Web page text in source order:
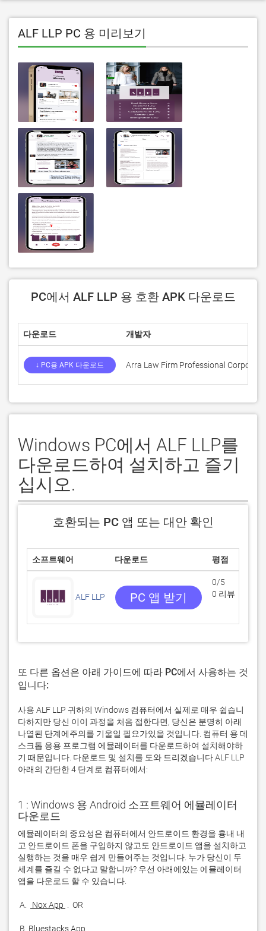
ALF LLP PC 용 미리보기
PC에서 ALF LLP 용 호환 APK 다운로드
다운로드 개발자
↓ PC용 APK 다운로드 Arra Law Firm Professional
Windows PC에서 ALF LLP를
다운로드하여 설치하고 즐기
십시오.
호환되는 PC 앱 또는 대안 확인
소프트웨어 다운로드 평점
ALF LLP PC 앱 받기
0/5
0 리뷰
또 다른 옵션은 아래 가이드에 따라 PC에서 사용하는 것
입니다:
사용 ALF LLP 귀하의 Windows 컴퓨터에서 실제로 매우 쉽습니
다하지만 당신 이이 과정을 처음 접한다면, 당신은 분명히 아래
나열된 단계에주의를 기울일 필요가있을 것입니다. 컴퓨터 용 데
스크톱 응용 프로그램 에뮬레이터를 다운로드하여 설치해야하
기 때문입니다. 다운로드 및 설치를 도와 드리겠습니다 ALF LLP
아래의 간단한 4 단계로 컴퓨터에서:
1 : Windows 용 Android 소프트웨어 에뮬레이터
다운로드
에뮬레이터의 중요성은 컴퓨터에서 안드로이드 환경을 흉내 내
고 안드로이드 폰을 구입하지 않고도 안드로이드 앱을 설치하고
실행하는 것을 매우 쉽게 만들어주는 것입니다. 누가 당신이 두
세계를 즐길 수 없다고 말합니까? 우선 아래에있는 에뮬레이터
A. Nox App
B. Bluestacks App